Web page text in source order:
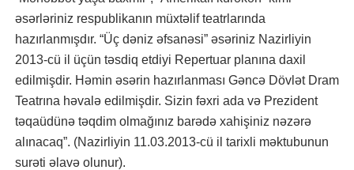
əsərləriniz respublikanın müxtəlif teatrlarında
hazırlanmışdır. “Üç dəniz əfsanəsi” əsəriniz Nazirliyin
2013-cü il üçün təsdiq etdiyi Repertuar planına daxil
edilmişdir. Həmin əsərin hazırlanması Gəncə Dövlət Dram
Teatrına həvalə edilmişdir. Sizin fəxri ada və Prezident
təqaüdünə təqdim olmağınız barədə xahişiniz nəzərə
alınacaq”. (Nazirliyin 11.03.2013-cü il tarixli məktubunun
surəti əlavə olunur).